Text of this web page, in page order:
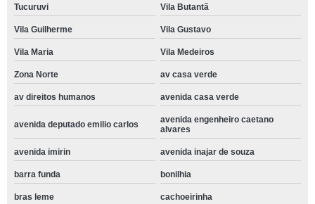
Tucuruvi Vila Butantã
Vila Guilherme Vila Gustavo
Vila Maria Vila Medeiros
Zona Norte av casa verde
av direitos humanos avenida casa verde
avenida deputado emilio carlos
avenida engenheiro caetano
alvares
avenida imirin avenida inajar de souza
barra funda bonilhia
bras leme cachoeirinha